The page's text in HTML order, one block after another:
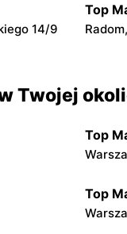
14/9
Top
Twojej
Top
Top